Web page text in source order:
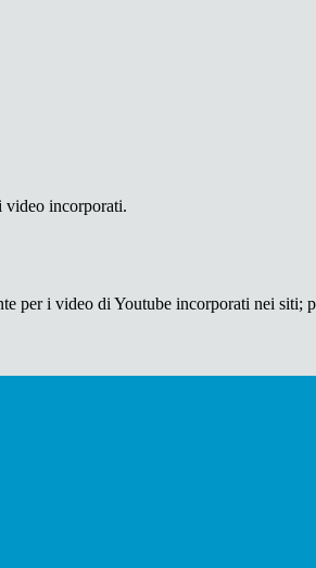
video incorporati.
per i video di Youtube incorporati nei